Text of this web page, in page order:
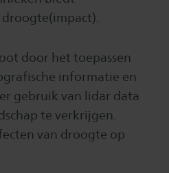
door het toepassen
informatie en
gebruik van lidar data
te verkrijgen.
van droogte op